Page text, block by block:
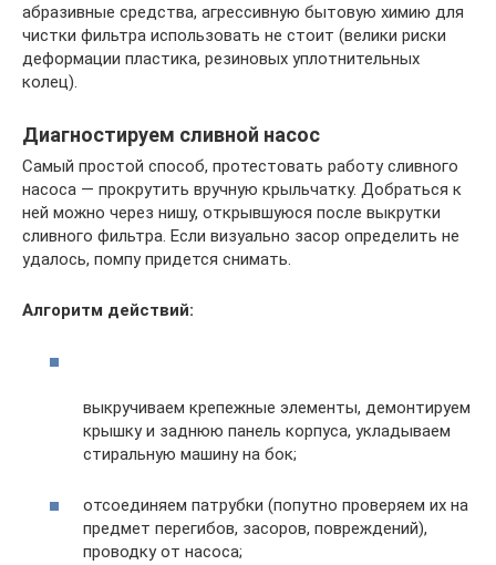
абразивные средства, агрессивную бытовую химию для
чистки фильтра использовать не стоит (велики риски
деформации пластика, резиновых уплотнительных
колец).
Диагностируем сливной насос
Самый простой способ, протестовать работу сливного
насоса — прокрутить вручную крыльчатку. Добраться к
ней можно через нишу, открывшуюся после выкрутки
сливного фильтра. Если визуально засор определить не
удалось, помпу придется снимать.
Алгоритм действий:
выкручиваем крепежные элементы, демонтируем
крышку и заднюю панель корпуса, укладываем
стиральную машину на бок;
отсоединяем патрубки (попутно проверяем их на
предмет перегибов, засоров, повреждений),
проводку от насоса;